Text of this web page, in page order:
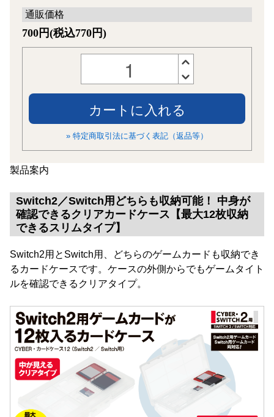
通販価格
700円(税込770円)
カートに入れる
» 特定商取引法に基づく表記（返品等）
製品案内
Switch2／Switch用どちらも収納可能！ 中身が
確認できるクリアカードケース【最大12枚収納
できるスリムタイプ】
Switch2用とSwitch用、どちらのゲームカードも収納でき
るカードケースです。ケースの外側からでもゲームタイト
ルを確認できるクリアタイプ。